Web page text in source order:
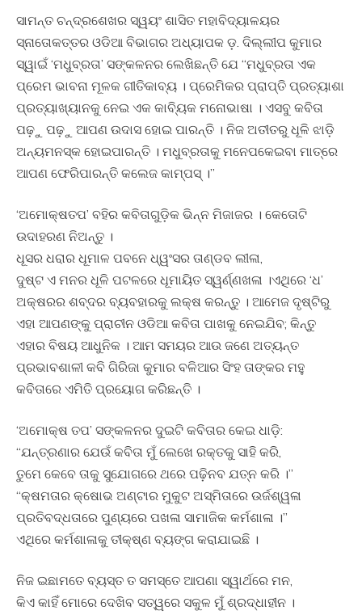
ସାମନ୍ତ ଚନ୍ଦ୍ରଶେଖର ସ୍ୱୟଂ ଶାସିତ ମହାବିଦ୍ୟାଳୟର
ସ୍ନାତୋକତ୍ତର ଓଡିଆ ବିଭାଗର ଅଧ୍ୟାପକ ଡ଼. ଦିଲ୍ଲୀପ କୁମାର
ସ୍ୱାଇଁ ‘ମଧୁବ୍ରତା’ ସଙ୍କଳନର ଲେଖିଛନ୍ତି ଯେ “ମଧୁବ୍ରତା ଏକ
ପ୍ରେମ ଭାବନା ମୂଳକ ଗୀତିକାବ୍ୟ । ପ୍ରେମିକର ପ୍ରାପ୍ତି ପ୍ରତ୍ୟାଶା
ପ୍ରତ୍ୟାଖ୍ୟାନକୁ ନେଇ ଏକ କାବ୍ୟିକ ମନୋଭାଷା । ଏସବୁ କବିତା
ପଢ଼ୁ ପଢ଼ୁ ଆପଣ ଉଦାସ ହୋଇ ପାରନ୍ତି । ନିଜ ଅତୀତରୁ ଧୂଳି ଝାଡ଼ି
ଅନ୍ୟମନସ୍କ ହୋଇପାରନ୍ତି । ମଧୁବ୍ରତାକୁ ମନେପକେଇବା ମାତ୍ରେ
ଆପଣ ଫେରିପାରନ୍ତି କଲେଜ କାମ୍ପସ୍ ।”
‘ଅମୋକ୍ଷତପ’ ବହିର କବିତାଗୁଡ଼ିକ ଭିନ୍ନ ମିଜାଜର । କେତୋଟି
ଉଦାହରଣ ନିଅନ୍ତୁ ।
ଧୂସର ଧରାର ଧୂମାଳ ପବନେ ଧ୍ୱଂସର ତାଣ୍ଡବ ଲୀଳା,
ଦୁଷ୍ଟ ଏ ମନର ଧୂଳି ପଟଳରେ ଧୂମାୟିତ ସ୍ୱର୍ଣ୍ଣଖଳା ।ଏଥିରେ ‘ଧ’
ଅକ୍ଷରର ଶବ୍ଦର ବ୍ୟବହାରକୁ ଲକ୍ଷ କରନ୍ତୁ । ଆମେଜ ଦୃଷ୍ଟିରୁ
ଏହା ଆପଣଙ୍କୁ ପ୍ରାଚୀନ ଓଡିଆ କବିତା ପାଖକୁ ନେଇଯିବ; କିନ୍ତୁ
ଏହାର ବିଷୟ ଆଧୁନିକ । ଆମ ସମୟର ଆଉ ଜଣେ ଅତ୍ୟନ୍ତ
ପ୍ରଭାବଶାଳୀ କବି ଗିରିଜା କୁମାର ବଳିଆର ସିଂହ ତାଙ୍କର ମହୁ
କବିତାରେ ଏମିତି ପ୍ରୟୋଗ କରିଛନ୍ତି ।
‘ଅମୋକ୍ଷ ତପ’ ସଙ୍କଳନର ଦୁଇଟି କବିତାର କେଇ ଧାଡ଼ି:
“ଯନ୍ତ୍ରଣାର ଯେଉଁ କବିତା ମୁଁ ଲେଖେ ରକ୍ତକୁ ସାହି କରି,
ତୁମେ କେବେ ତାକୁ ସୁଯୋଗରେ ଥରେ ପଢ଼ିନବ ଯତ୍ନ କରି ।”
“କ୍ଷମତାର କ୍ଷୋଭ ଅଣ୍ଟାର ମୁକୁଟ ଅସ୍ମିତାରେ ଉର୍ଜଶ୍ୱଳା
ପ୍ରତିବଦ୍ଧତାରେ ପୁଣ୍ୟରେ ପଖଳା ସାମାଜିକ କର୍ମଶାଳା ।”
ଏଥିରେ କର୍ମଶାଳାକୁ ତୀକ୍ଷ୍ଣ ବ୍ୟଙ୍ଗ କରାଯାଇଛି ।
ନିଜ ଇଛାମତେ ବ୍ୟସ୍ତ ତ ସମସ୍ତେ ଆପଣା ସ୍ୱାର୍ଥରେ ମନ,
କିଏ କାହିଁ ମୋରେ ଦେଖିବ ସତ୍ୱରେ ସକୁଳ ମୁଁ ଶ୍ରଦ୍ଧାହୀନ ।